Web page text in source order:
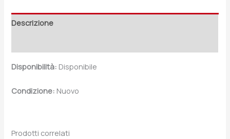
Descrizione
Disponibilità: Disponibile
Condizione: Nuovo
Prodotti correlati